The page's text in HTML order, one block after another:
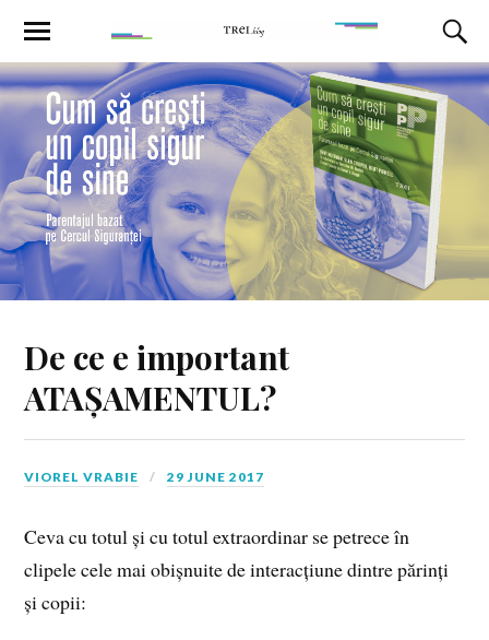
De ce e important
ATAȘAMENTUL?
VIOREL VRABIE 29 JUNE 2017
Ceva cu totul și cu totul extraordinar se petrece în
clipele cele mai obișnuite de interacțiune dintre părinți
și copii: